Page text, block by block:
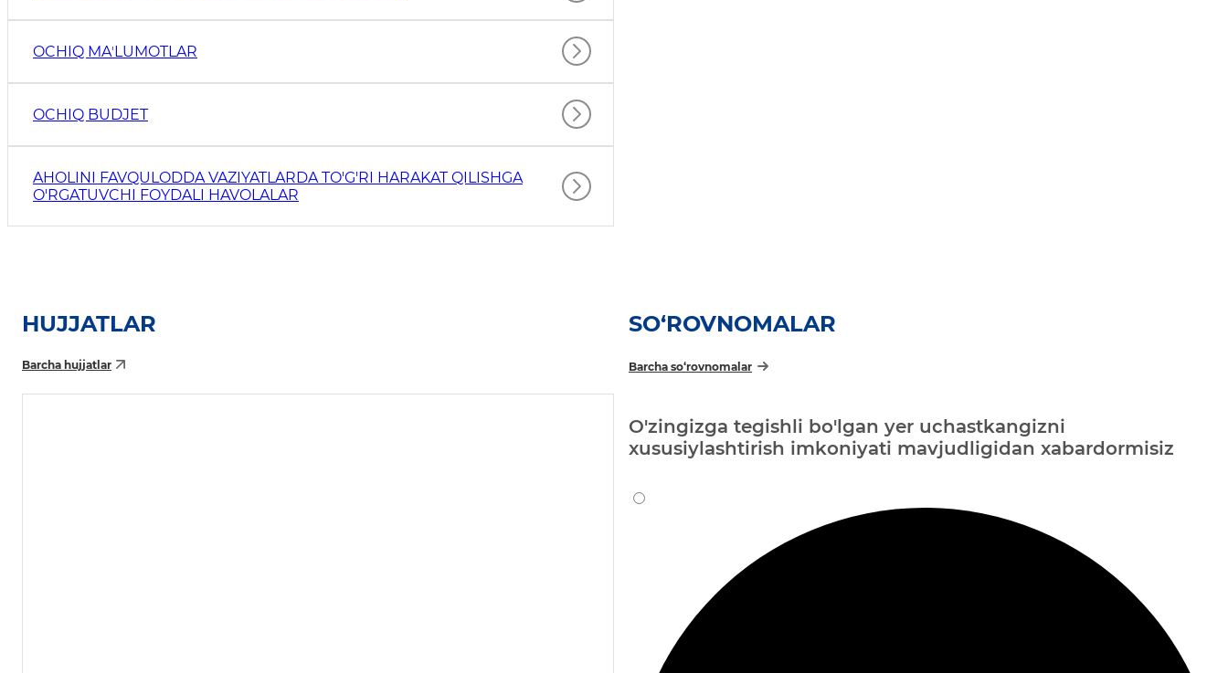
OCHIQ MAʼLUMOTLAR
OCHIQ BUDJET
AHOLINI FAVQULODDA VAZIYATLARDA TO'G'RI HARAKAT QILISHGA
O'RGATUVCHI FOYDALI HAVOLALAR
HUJJATLAR
Barcha hujjatlar
SO‘ROVNOMALAR
Barcha so‘rovnomalar
O'zingizga tegishli bo'lgan yer uchastkangizni
xususiylashtirish imkoniyati mavjudligidan xabardormisiz